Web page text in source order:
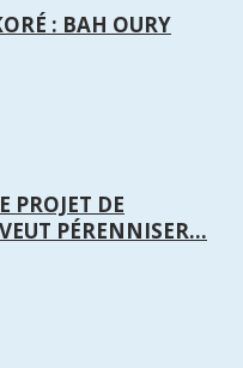
: BAH OURY
PROJET DE
PÉRENNISER...